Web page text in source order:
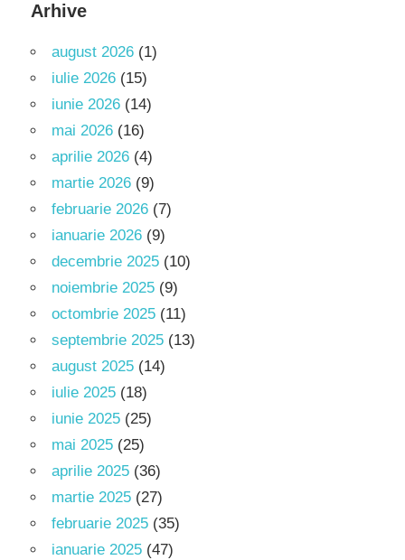
Arhive
august 2026 (1)
iulie 2026 (15)
iunie 2026 (14)
mai 2026 (16)
aprilie 2026 (4)
martie 2026 (9)
februarie 2026 (7)
ianuarie 2026 (9)
decembrie 2025 (10)
noiembrie 2025 (9)
octombrie 2025 (11)
septembrie 2025 (13)
august 2025 (14)
iulie 2025 (18)
iunie 2025 (25)
mai 2025 (25)
aprilie 2025 (36)
martie 2025 (27)
februarie 2025 (35)
ianuarie 2025 (47)